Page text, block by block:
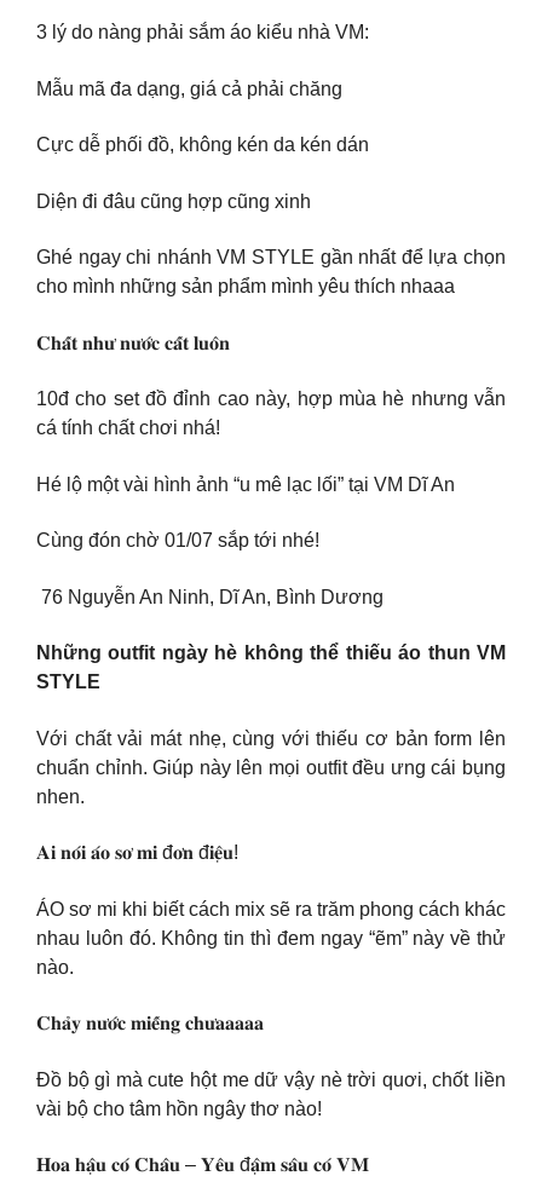
3 lý do nàng phải sắm áo kiểu nhà VM:
Mẫu mã đa dạng, giá cả phải chăng
Cực dễ phối đồ, không kén da kén dán
Diện đi đâu cũng hợp cũng xinh
Ghé ngay chi nhánh VM STYLE gần nhất để lựa chọn
cho mình những sản phẩm mình yêu thích nhaaa
𝐂𝐡𝐚̂́𝐭 𝐧𝐡𝐮̛ 𝐧𝐮̛𝐨̛́𝐜 𝐜𝐚̂́𝐭 𝐥𝐮𝐨̂𝐧
10đ cho set đồ đỉnh cao này, hợp mùa hè nhưng vẫn
cá tính chất chơi nhá!
Hé lộ một vài hình ảnh “u mê lạc lối” tại VM Dĩ An
Cùng đón chờ 01/07 sắp tới nhé!
‍ 76 Nguyễn An Ninh, Dĩ An, Bình Dương
Những outfit ngày hè không thể thiếu áo thun VM
STYLE
Với chất vải mát nhẹ, cùng với thiếu cơ bản form lên
chuẩn chỉnh. Giúp này lên mọi outfit đều ưng cái bụng
nhen.
𝐀𝐢 𝐧𝐨́𝐢 𝐚́𝐨 𝐬𝐨̛ 𝐦𝐢 đ𝐨̛𝐧 đ𝐢𝐞̣̂𝐮!
ÁO sơ mi khi biết cách mix sẽ ra trăm phong cách khác
nhau luôn đó. Không tin thì đem ngay “ẽm” này về thử
nào.
𝐂𝐡𝐚̉𝐲 𝐧𝐮̛𝐨̛́𝐜 𝐦𝐢𝐞̂́𝐧𝐠 𝐜𝐡𝐮̛𝐚𝐚𝐚𝐚𝐚
Đồ bộ gì mà cute hột me dữ vậy nè trời quơi, chốt liền
vài bộ cho tâm hồn ngây thơ nào!
𝐇𝐨𝐚 𝐡𝐚̣̂𝐮 𝐜𝐨́ 𝐂𝐡𝐚̂𝐮 – 𝐘𝐞̂𝐮 đ𝐚̣̂𝐦 𝐬𝐚̂𝐮 𝐜𝐨́ 𝐕𝐌